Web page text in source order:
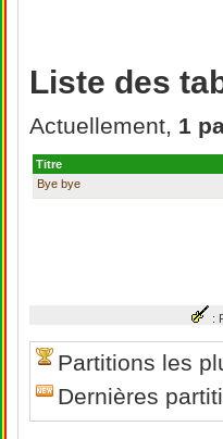
Liste des
Actuellement, 1
Titre
Bye bye
:
Partitions les
Dernières